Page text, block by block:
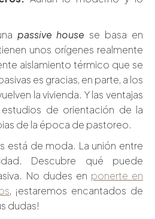
passive house se basa en
unos orígenes realmente
aislamiento térmico que se
es gracias, en parte, a los
la vivienda. Y las ventajas
de orientación de la
de la época de pastoreo.
está de moda. La unión entre
Descubre qué puede
No dudes en ponerte en
, ¡estaremos encantados de
dudas!